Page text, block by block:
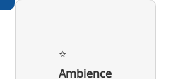
⭐️
Ambience